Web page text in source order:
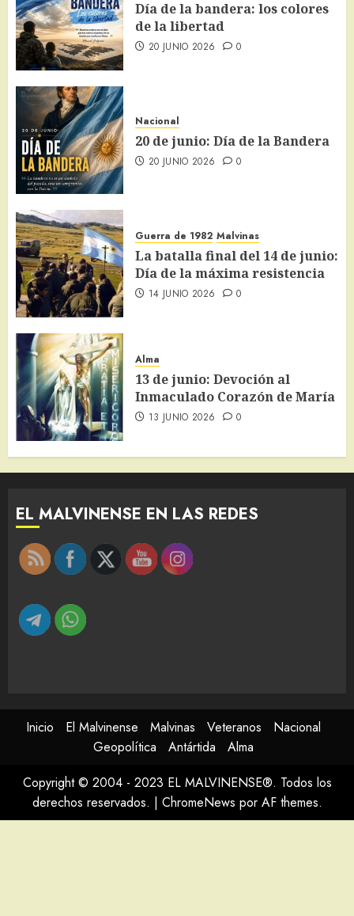
Día de la bandera: los colores
de la libertad
20 JUNIO 2026 0
Nacional
20 de junio: Día de la Bandera
20 JUNIO 2026 0
Guerra de 1982 Malvinas
La batalla final del 14 de junio:
Día de la máxima resistencia
14 JUNIO 2026 0
Alma
13 de junio: Devoción al
Inmaculado Corazón de María
13 JUNIO 2026 0
EL MALVINENSE EN LAS REDES
Inicio El Malvinense Malvinas Veteranos
Nacional
Geopolítica
Antártida
Alma
Copyright © 2004 - 2023 EL MALVINENSE®. Todos los
derechos reservados. | ChromeNews por AF themes.